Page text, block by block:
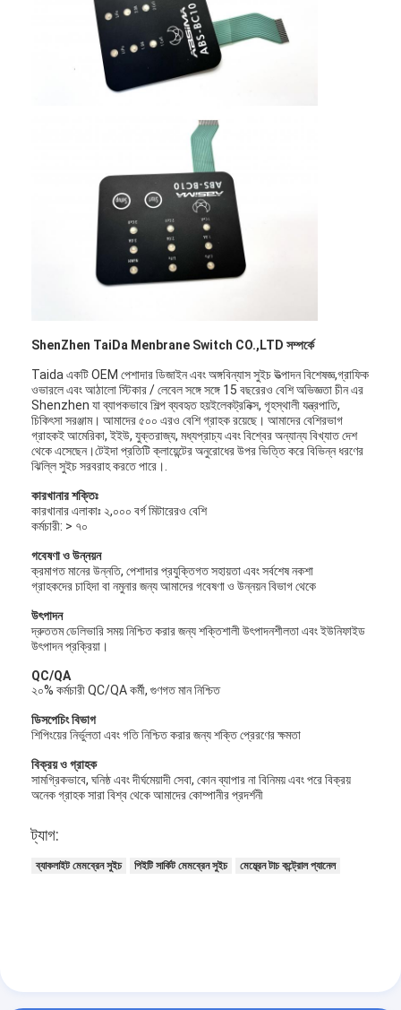
ShenZhen TaiDa Menbrane Switch CO.,LTD সম্পর্কে
Taida একটি OEM পেশাদার ডিজাইন এবং অঙ্গবিন্যাস সুইচ উত্পাদন বিশেষজ্ঞ,গ্রাফিক
ওভারলে এবং আঠালো স্টিকার / লেবেল সঙ্গে সঙ্গে 15 বছরেরও বেশি অভিজ্ঞতা চীন এর
Shenzhen যা ব্যাপকভাবে শিল্প ব্যবহৃত হয়ইলেকট্রনিক্স, গৃহস্থালী যন্ত্রপাতি,
চিকিৎসা সরঞ্জাম। আমাদের ৫০০ এরও বেশি গ্রাহক রয়েছে। আমাদের বেশিরভাগ
গ্রাহকই আমেরিকা, ইইউ, যুক্তরাজ্য, মধ্যপ্রাচ্য এবং বিশ্বের অন্যান্য বিখ্যাত দেশ
থেকে এসেছেন।টেইদা প্রতিটি ক্লায়েন্টের অনুরোধের উপর ভিত্তি করে বিভিন্ন ধরণের
ঝিল্লি সুইচ সরবরাহ করতে পারে।.
কারখানার শক্তিঃ
কারখানার এলাকাঃ ২,০০০ বর্গ মিটারেরও বেশি
কর্মচারী: > ৭০
গবেষণা ও উন্নয়ন
ক্রমাগত মানের উন্নতি, পেশাদার প্রযুক্তিগত সহায়তা এবং সর্বশেষ নকশা
গ্রাহকদের চাহিদা বা নমুনার জন্য আমাদের গবেষণা ও উন্নয়ন বিভাগ থেকে
উৎপাদন
দ্রুততম ডেলিভারি সময় নিশ্চিত করার জন্য শক্তিশালী উৎপাদনশীলতা এবং ইউনিফাইড
উৎপাদন প্রক্রিয়া।
QC/QA
২০% কর্মচারী QC/QA কর্মী, গুণগত মান নিশ্চিত
ডিসপেচিং বিভাগ
শিপিংয়ের নির্ভুলতা এবং গতি নিশ্চিত করার জন্য শক্তি প্রেরণের ক্ষমতা
বিক্রয় ও গ্রাহক
সামগ্রিকভাবে, ঘনিষ্ঠ এবং দীর্ঘমেয়াদী সেবা, কোন ব্যাপার না বিনিময় এবং পরে বিক্রয়
অনেক গ্রাহক সারা বিশ্ব থেকে আমাদের কোম্পানীর প্রদর্শনী
ট্যাগ:
ব্যাকলাইট মেমব্রেন সুইচ পিইটি সার্কিট মেমব্রেন সুইচ মেম্ব্রেন টাচ কন্ট্রোল প্যানেল